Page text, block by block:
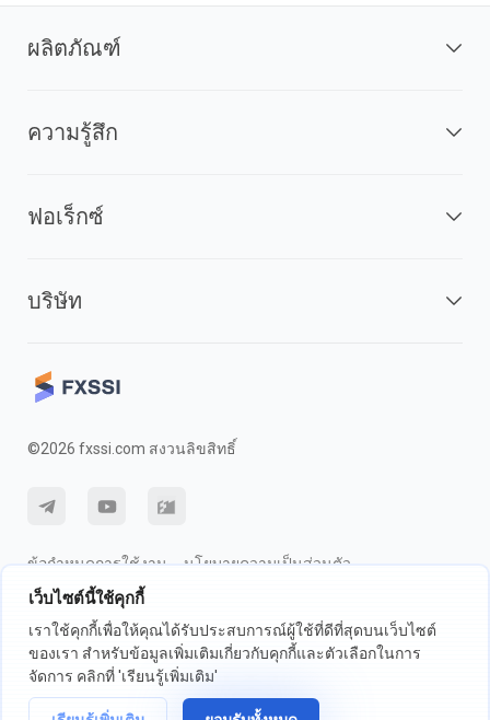
เว็บไซต์นี้ใช้คุกกี้
เราใช้คุกกี้เพื่อให้คุณได้รับประสบการณ์ผู้ใช้ที่ดีที่สุดบนเว็บไซต์
ของเรา สำหรับข้อมูลเพิ่มเติมเกี่ยวกับคุกกี้และตัวเลือกในการ
จัดการ คลิกที่ 'เรียนรู้เพิ่มเติม'
ผลิตภัณฑ์
ความรู้สึก
ฟอเร็กซ์
บริษัท
©2026 fxssi.com สงวนลิขสิทธิ์
ข้อกำหนดการใช้งาน
นโยบายความเป็นส่วนตัว
การเปิดเผยความเสี่ยง
เว็บไซต์ดำเนินการโดย FXSSI LTD หมายเลขทะเบียน: 13534801 (อังกฤษ) |